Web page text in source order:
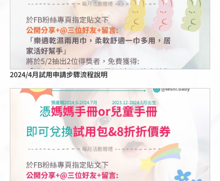
點擊這裡
2024/4月試用申請步驟流程說明
點擊這裡